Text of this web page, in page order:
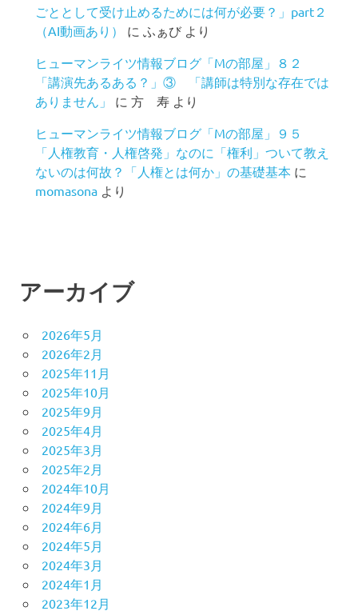
ごととして受け止めるためには何が必要？」part２
（AI動画あり）
に ふぁび より
ヒューマンライツ情報ブログ「Mの部屋」８２
「講演先あるある？」③ 「講師は特別な存在では
ありません」
に 方 寿 より
ヒューマンライツ情報ブログ「Mの部屋」９５
「人権教育・人権啓発」なのに「権利」ついて教え
ないのは何故？「人権とは何か」の基礎基本 に
momasona より
アーカイブ
2026年5月
2026年2月
2025年11月
2025年10月
2025年9月
2025年4月
2025年3月
2025年2月
2024年10月
2024年9月
2024年6月
2024年5月
2024年3月
2024年1月
2023年12月